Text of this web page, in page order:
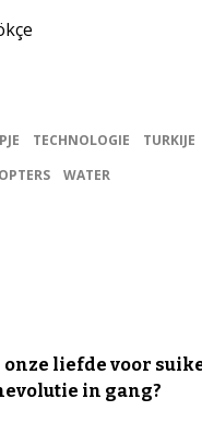
TECHNOLOGIE TURKIJE
WATER
onze liefde voor
in gang?